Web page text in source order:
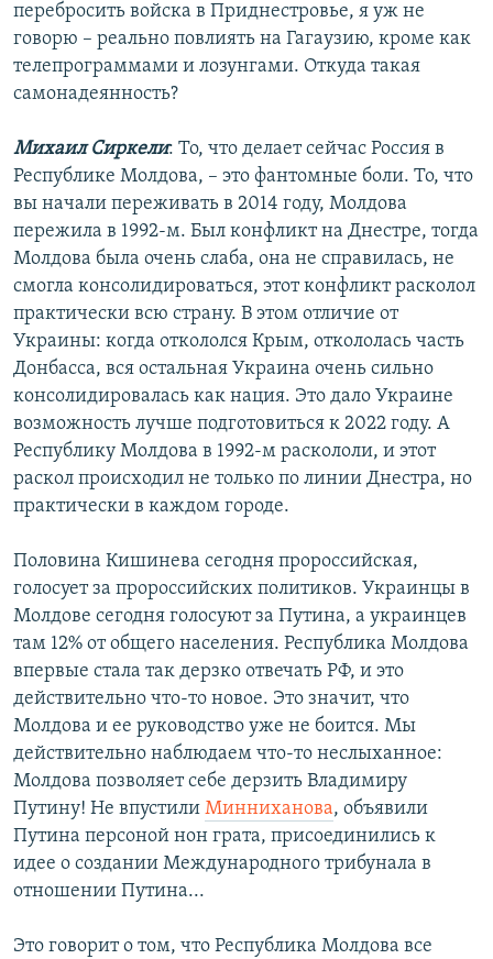
перебросить войска в Приднестровье, я уж не
говорю – реально повлиять на Гагаузию, кроме как
телепрограммами и лозунгами. Откуда такая
самонадеянность?
Михаил Сиркели: То, что делает сейчас Россия в
Республике Молдова, – это фантомные боли. То, что
вы начали переживать в 2014 году, Молдова
пережила в 1992-м. Был конфликт на Днестре, тогда
Молдова была очень слаба, она не справилась, не
смогла консолидироваться, этот конфликт расколол
практически всю страну. В этом отличие от
Украины: когда откололся Крым, откололась часть
Донбасса, вся остальная Украина очень сильно
консолидировалась как нация. Это дало Украине
возможность лучше подготовиться к 2022 году. А
Республику Молдова в 1992-м раскололи, и этот
раскол происходил не только по линии Днестра, но
практически в каждом городе.
Половина Кишинева сегодня пророссийская,
голосует за пророссийских политиков. Украинцы в
Молдове сегодня голосуют за Путина, а украинцев
там 12% от общего населения. Республика Молдова
впервые стала так дерзко отвечать РФ, и это
действительно что-то новое. Это значит, что
Молдова и ее руководство уже не боится. Мы
действительно наблюдаем что-то неслыханное:
Молдова позволяет себе дерзить Владимиру
Путину! Не впустили Минниханова, объявили
Путина персоной нон грата, присоединились к
идее о создании Международного трибунала в
отношении Путина...
Это говорит о том, что Республика Молдова все